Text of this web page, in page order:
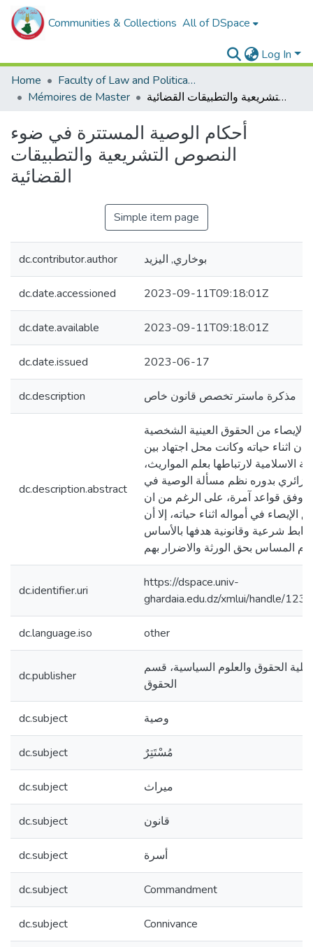
Communities & Collections All of DSpace
Log In
Home
Faculty of Law and Political Sciences _
Mémoires de Master
أحكام الوصية المستترة في ضوء النصوص التشريعية والتطبيقات القضائية
أحكام الوصية المستترة في ضوء
النصوص التشريعية والتطبيقات
القضائية
Simple item page
dc.contributor.author بوخاري, اليزيد
dc.date.accessioned 2023-09-11T09:18:01Z
dc.date.available 2023-09-11T09:18:01Z
dc.date.issued 2023-06-17
dc.description مذكرة ماستر تخصص قانون خاص
dc.description.abstract
الإيصاء من الحقوق العينية الشخصية
اثناء حياته وكانت محل اجتهاد بين
الاسلامية لارتباطها بعلم المواريث،
بدوره نظم مسألة الوصية في
وفق قواعد آمرة، على الرغم من ان
الإيصاء في أمواله اثناء حياته، إلا أن
شرعية وقانونية هدفها بالأساس
dc.identifier.uri
https://dspace.univ-
ghardaia.edu.dz/xmlui/handle/
dc.language.iso other
dc.publisher
كلية الحقوق والعلوم السياسية، قسم
الحقوق
dc.subject وصية
dc.subject مُسْتَتِرٌ
dc.subject ميراث
dc.subject قانون
dc.subject أسرة
dc.subject Commandment
dc.subject Connivance